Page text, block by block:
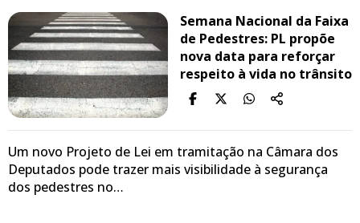
Semana Nacional da Faixa
de Pedestres: PL propõe
nova data para reforçar
respeito à vida no trânsito
Um novo Projeto de Lei em tramitação na Câmara dos
Deputados pode trazer mais visibilidade à segurança
dos pedestres no…